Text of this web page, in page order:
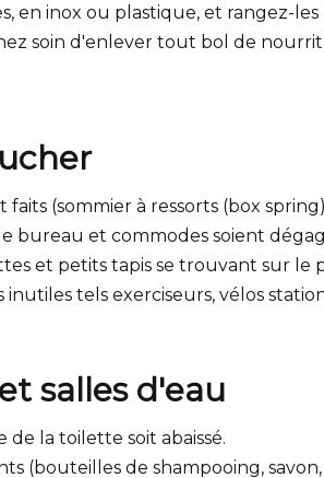
en inox ou plastique, et rangez-
soin d'enlever tout bol de
faits (sommier à ressorts (box
bureau et commodes soient
et petits tapis se trouvant sur le
inutiles tels exerciseurs, vélos
salles d'eau
la toilette soit abaissé.
(bouteilles de shampooing,